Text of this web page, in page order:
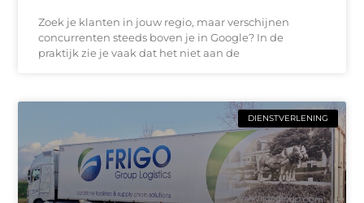
Zoek je klanten in jouw regio, maar verschijnen
concurrenten steeds boven je in Google? In de
praktijk zie je vaak dat het niet aan de
DIENSTVERLENING